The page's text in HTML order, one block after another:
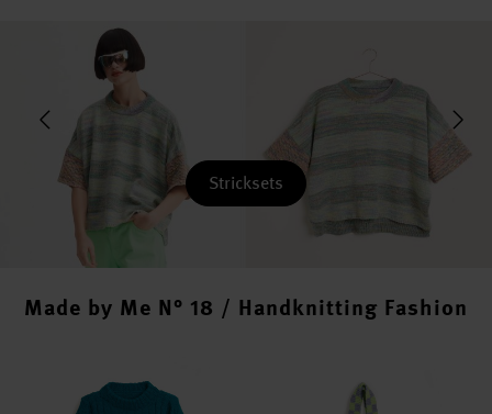
Stricksets
Made by Me N° 18 / Handknitting Fashion